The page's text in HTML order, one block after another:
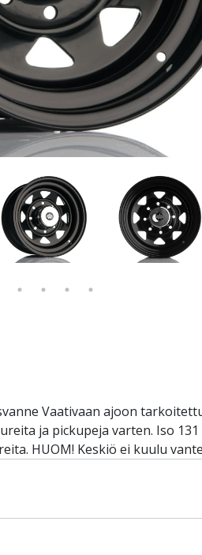
Vaativaan ajoon
ja pickupeja varten. Iso
HUOM! Keskiö ei kuulu